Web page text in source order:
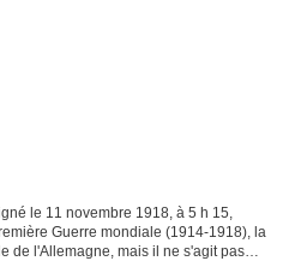
le 11 novembre 1918, à 5 h 15,
Guerre mondiale (1914-1918), la
de l'Allemagne, mais il ne s'agit pas